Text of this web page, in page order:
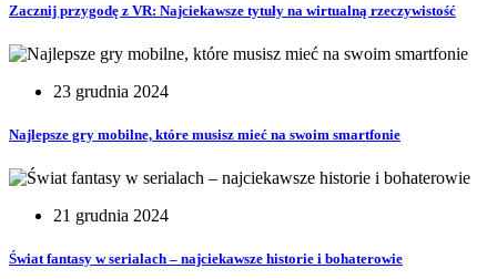
Zacznij przygodę z VR: Najciekawsze tytuły na wirtualną rzeczywistość
23 grudnia 2024
Najlepsze gry mobilne, które musisz mieć na swoim smartfonie
21 grudnia 2024
Świat fantasy w serialach – najciekawsze historie i bohaterowie